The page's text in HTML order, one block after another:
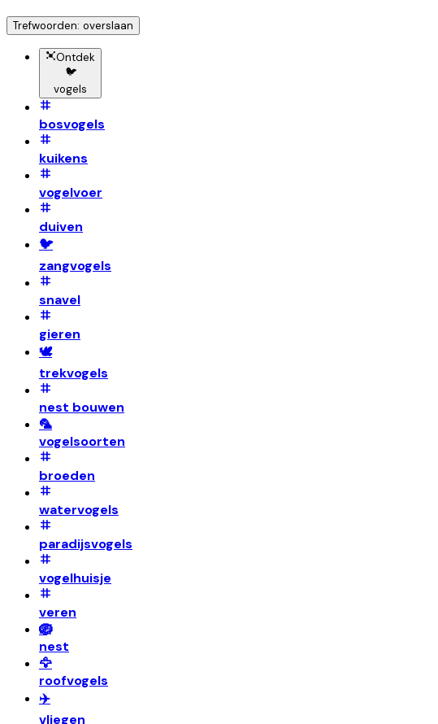
Trefwoorden: overslaan
Ontdek
🐦
vogels
bosvogels
kuikens
vogelvoer
duiven
🐦
zangvogels
snavel
gieren
🕊️
trekvogels
nest bouwen
🦜
vogelsoorten
broeden
watervogels
paradijsvogels
vogelhuisje
veren
🪺
nest
🦅
roofvogels
✈️
vliegen